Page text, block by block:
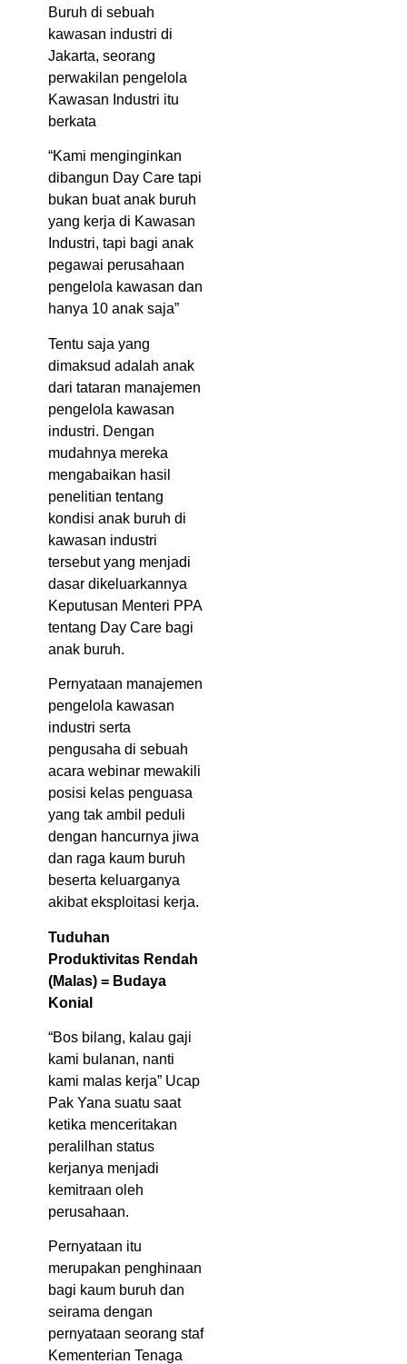
Buruh di sebuah
kawasan industri di
Jakarta, seorang
perwakilan pengelola
Kawasan Industri itu
berkata
“Kami menginginkan
dibangun Day Care tapi
bukan buat anak buruh
yang kerja di Kawasan
Industri, tapi bagi anak
pegawai perusahaan
pengelola kawasan dan
hanya 10 anak saja”
Tentu saja yang
dimaksud adalah anak
dari tataran manajemen
pengelola kawasan
industri. Dengan
mudahnya mereka
mengabaikan hasil
penelitian tentang
kondisi anak buruh di
kawasan industri
tersebut yang menjadi
dasar dikeluarkannya
Keputusan Menteri PPA
tentang Day Care bagi
anak buruh.
Pernyataan manajemen
pengelola kawasan
industri serta
pengusaha di sebuah
acara webinar mewakili
posisi kelas penguasa
yang tak ambil peduli
dengan hancurnya jiwa
dan raga kaum buruh
beserta keluarganya
akibat eksploitasi kerja.
Tuduhan
Produktivitas Rendah
(Malas) = Budaya
Konial
“Bos bilang, kalau gaji
kami bulanan, nanti
kami malas kerja” Ucap
Pak Yana suatu saat
ketika menceritakan
peralilhan status
kerjanya menjadi
kemitraan oleh
perusahaan.
Pernyataan itu
merupakan penghinaan
bagi kaum buruh dan
seirama dengan
pernyataan seorang staf
Kementerian Tenaga